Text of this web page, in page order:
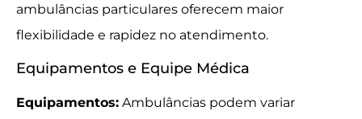
ambulâncias particulares oferecem maior
flexibilidade e rapidez no atendimento.
Equipamentos e Equipe Médica
Equipamentos: Ambulâncias podem variar